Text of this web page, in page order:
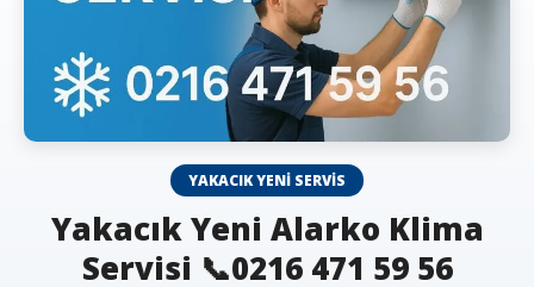
YAKACIK YENI SERVIS
Yakacık Yeni Alarko Klima
Servisi 📞0216 471 59 56